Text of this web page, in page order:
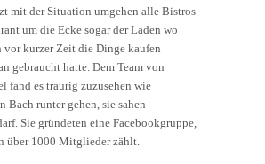
mit der Situation umgehen alle Bistros
um die Ecke sogar der Laden wo
vor kurzer Zeit die Dinge kaufen
gebraucht hatte. Dem Team von
fand es traurig zuzusehen wie
Bach runter gehen, sie sahen
Sie gründeten eine Facebookgruppe,
über 1000 Mitglieder zählt.